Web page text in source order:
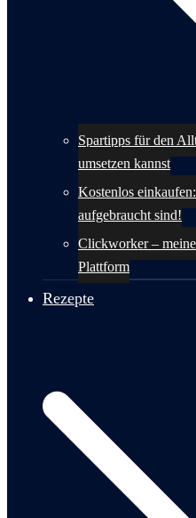
Spartipps für den
umsetzen kannst
Kostenlos
aufgebraucht sind!
Clickworker –
Plattform
Rezepte